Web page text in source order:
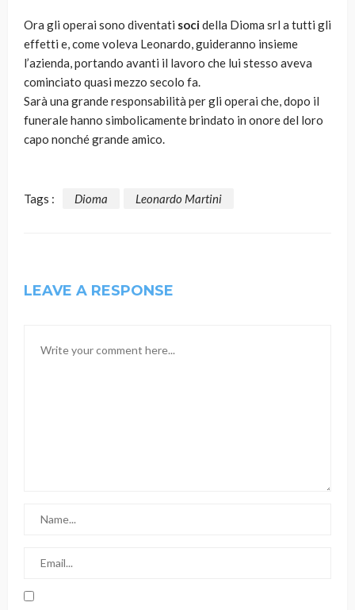
Ora gli operai sono diventati socidella Dioma srl a tutti gli
effetti e, come voleva Leonardo, guideranno insieme
l’azienda, portando avanti il lavoro che lui stesso aveva
cominciato quasi mezzo secolo fa.
Sarà una grande responsabilità per gli operai che, dopo il
funerale hanno simbolicamente brindato in onore del loro
capo nonché grande amico.
Tags : Dioma Leonardo Martini
LEAVE A RESPONSE